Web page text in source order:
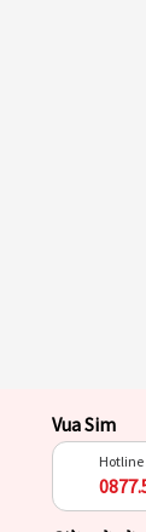
Vua Sim
Hotline